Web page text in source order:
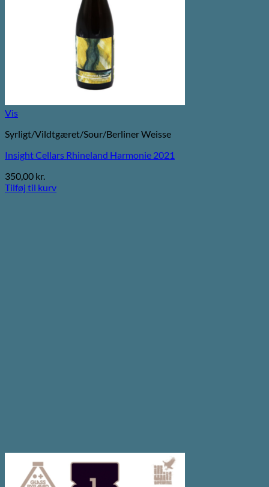
Vis
Syrligt/Vildtgæret/Sour/Berliner Weisse
Insight Cellars Rhineland Harmonie 2021
350,00 kr.
Tilføj til kurv